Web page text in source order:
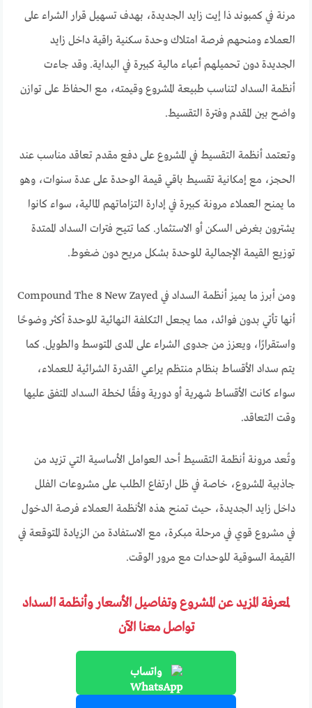
مرنة في كمبوند ذا إيت زايد الجديدة، بهدف تسهيل قرار الشراء على
العملاء ومنحهم فرصة امتلاك وحدة سكنية راقية داخل زايد
الجديدة دون تحميلهم أعباء مالية كبيرة في البداية. وقد جاءت
أنظمة السداد لتناسب طبيعة المشروع وقيمته، مع الحفاظ على توازن
واضح بين المقدم وفترة التقسيط.
وتعتمد أنظمة التقسيط في المشروع على دفع مقدم تعاقد مناسب عند
الحجز، مع إمكانية تقسيط باقي قيمة الوحدة على عدة سنوات، وهو
ما يمنح العملاء مرونة كبيرة في إدارة التزاماتهم المالية، سواء كانوا
يشترون بغرض السكن أو الاستثمار. كما تتيح فترات السداد الممتدة
توزيع القيمة الإجمالية للوحدة بشكل مريح دون ضغوط.
ومن أبرز ما يميز أنظمة السداد في Compound The 8 New Zayed
أنها تأتي بدون فوائد، مما يجعل التكلفة النهائية للوحدة أكثر وضوحًا
واستقرارًا، ويعزز من جدوى الشراء على المدى المتوسط والطويل. كما
يتم سداد الأقساط بنظام منتظم يراعي القدرة الشرائية للعملاء،
سواء كانت الأقساط شهرية أو دورية وفقًا لخطة السداد المتفق عليها
وقت التعاقد.
وتُعد مرونة أنظمة التقسيط أحد العوامل الأساسية التي تزيد من
جاذبية المشروع، خاصة في ظل ارتفاع الطلب على مشروعات الفلل
داخل زايد الجديدة، حيث تمنح هذه الأنظمة العملاء فرصة الدخول
في مشروع قوي في مرحلة مبكرة، مع الاستفادة من الزيادة المتوقعة في
القيمة السوقية للوحدات مع مرور الوقت.
لمعرفة المزيد عن المشروع وتفاصيل الأسعار وأنظمة السداد
تواصل معنا الآن
واتساب